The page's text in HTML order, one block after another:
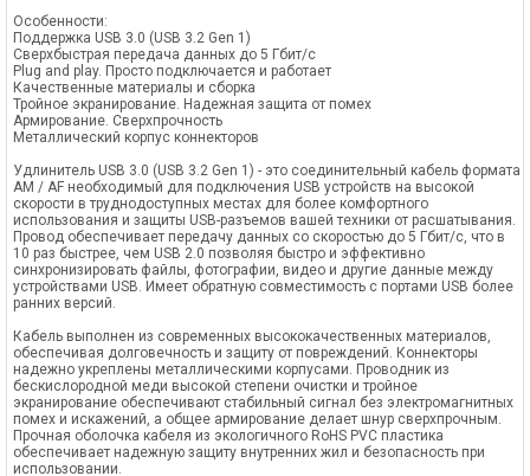
Особенности:
Поддержка USB 3.0 (USB 3.2 Gen 1)
Сверхбыстрая передача данных до 5 Гбит/с
Plug and play. Просто подключается и работает
Качественные материалы и сборка
Тройное экранирование. Надежная защита от помех
Армирование. Сверхпрочность
Металлический корпус коннекторов
Удлинитель USB 3.0 (USB 3.2 Gen 1) - это соединительный кабель формата
AM / AF необходимый для подключения USB устройств на высокой
скорости в труднодоступных местах для более комфортного
использования и защиты USB-разъемов вашей техники от расшатывания.
Провод обеспечивает передачу данных со скоростью до 5 Гбит/с, что в
10 раз быстрее, чем USB 2.0 позволяя быстро и эффективно
синхронизировать файлы, фотографии, видео и другие данные между
устройствами USB. Имеет обратную совместимость с портами USB более
ранних версий.
Кабель выполнен из современных высококачественных материалов,
обеспечивая долговечность и защиту от повреждений. Коннекторы
надежно укреплены металлическими корпусами. Проводник из
бескислородной меди высокой степени очистки и тройное
экранирование обеспечивают стабильный сигнал без электромагнитных
помех и искажений, а общее армирование делает шнур сверхпрочным.
Прочная оболочка кабеля из экологичного RoHS PVC пластика
обеспечивает надежную защиту внутренних жил и безопасность при
использовании.